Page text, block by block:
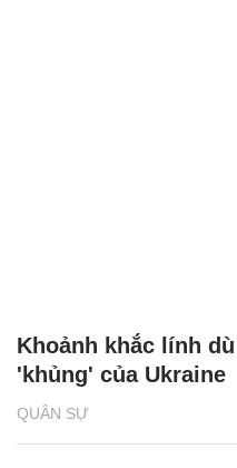
QUÂN SỰ
Khoảnh khắc lính
'khủng' của Ukraine